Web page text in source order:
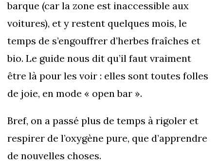
barque (car la zone est inaccessible aux
voitures), et y restent quelques mois, le
temps de s’engouffrer d’herbes fraîches et
bio. Le guide nous dit qu’il faut vraiment
être là pour les voir : elles sont toutes folles
de joie, en mode « open bar ».
Bref, on a passé plus de temps à rigoler et
respirer de l’oxygène pure, que d’apprendre
de nouvelles choses.